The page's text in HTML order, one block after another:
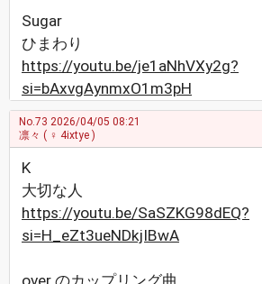
Sugar
ひまわり
https://youtu.be/je1aNhVXy2g?
si=bAxvgAynmxO1m3pH
No.73 2026/04/05 08:21
凛々 ( ♀ 4ixtye )
K
大切な人
https://youtu.be/SaSZKG98dEQ?
si=H_eZt3ueNDkjIBwA
over のカップリング曲